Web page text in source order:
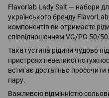
Flavorlab Lady Salt — набори
українського бренду
компонентів ви отримаєте
співвідношенням VG/PG 50/50.
Така густина рідини чудово
пристроях невеликої
встигає достатньо
пару.
Важливою відмінністю